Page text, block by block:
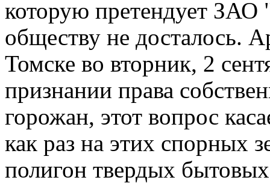
которую претендует ЗАО
обществу не досталось.
Томске во вторник, 2
признании права
горожан, этот вопрос
как раз на этих спорных
полигон твердых